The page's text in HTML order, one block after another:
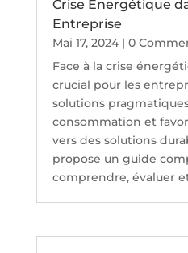
Crise Énergétique
Entreprise
Mai 17, 2024| 0
Face à la crise
crucial pour les
solutions
consommation et
vers des solutions
propose un guide
comprendre, évaluer